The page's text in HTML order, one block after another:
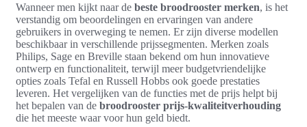
Wanneer men kijkt naar de beste broodrooster merken, is het
verstandig om beoordelingen en ervaringen van andere
gebruikers in overweging te nemen. Er zijn diverse modellen
beschikbaar in verschillende prijssegmenten. Merken zoals
Philips, Sage en Breville staan bekend om hun innovatieve
ontwerp en functionaliteit, terwijl meer budgetvriendelijke
opties zoals Tefal en Russell Hobbs ook goede prestaties
leveren. Het vergelijken van de functies met de prijs helpt bij
het bepalen van de broodrooster prijs-kwaliteitverhouding
die het meeste waar voor hun geld biedt.